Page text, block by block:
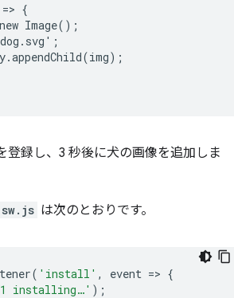
{
Image();
登録し、3 秒後に犬の画像を追加しま
sw.js は次のとおりです。
( 'install' , event => {
installing…' );